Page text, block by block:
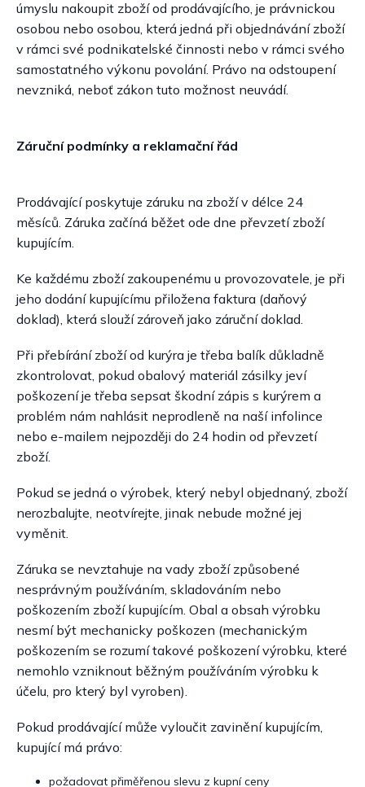
úmyslu nakoupit zboží od prodávajícího, je právnickou
osobou nebo osobou, která jedná při objednávání zboží
v rámci své podnikatelské činnosti nebo v rámci svého
samostatného výkonu povolání. Právo na odstoupení
nevzniká, neboť zákon tuto možnost neuvádí.
Záruční podmínky a reklamační řád
Prodávající poskytuje záruku na zboží v délce 24
měsíců. Záruka začíná běžet ode dne převzetí zboží
kupujícím.
Ke každému zboží zakoupenému u provozovatele, je při
jeho dodání kupujícímu přiložena faktura (daňový
doklad), která slouží zároveň jako záruční doklad.
Při přebírání zboží od kurýra je třeba balík důkladně
zkontrolovat, pokud obalový materiál zásilky jeví
poškození je třeba sepsat škodní zápis s kurýrem a
problém nám nahlásit neprodleně na naší infolince
nebo e-mailem nejpozději do 24 hodin od převzetí
zboží.
Pokud se jedná o výrobek, který nebyl objednaný, zboží
nerozbalujte, neotvírejte, jinak nebude možné jej
vyměnit.
Záruka se nevztahuje na vady zboží způsobené
nesprávným používáním, skladováním nebo
poškozením zboží kupujícím. Obal a obsah výrobku
nesmí být mechanicky poškozen (mechanickým
poškozením se rozumí takové poškození výrobku, které
nemohlo vzniknout běžným používáním výrobku k
účelu, pro který byl vyroben).
Pokud prodávající může vyloučit zavinění kupujícím,
kupující má právo:
požadovat přiměřenou slevu z kupní ceny